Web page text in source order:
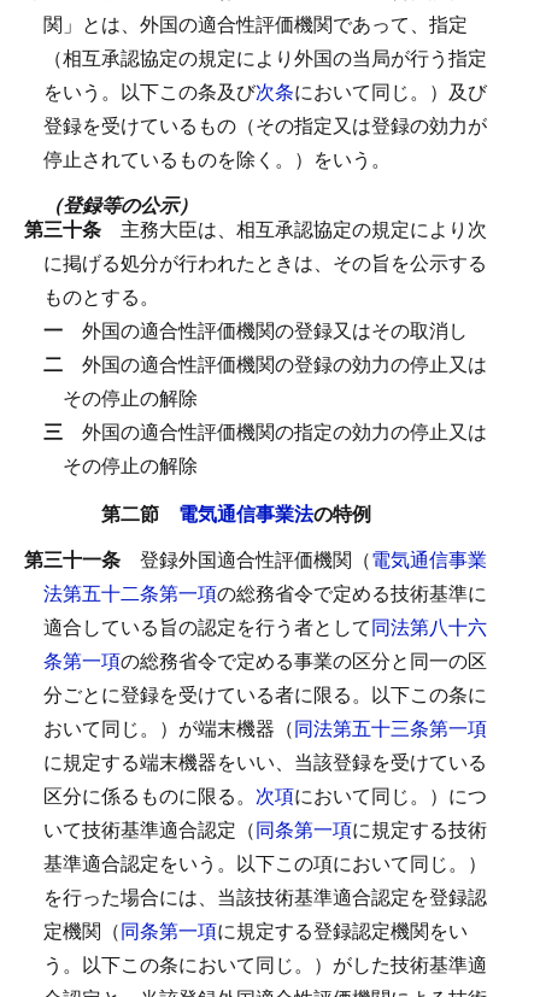
関」とは、外国の適合性評価機関であって、指定
（相互承認協定の規定により外国の当局が行う指定
をいう。以下この条及び次条において同じ。）及び
登録を受けているもの（その指定又は登録の効力が
停止されているものを除く。）をいう。
（登録等の公示）
第三十条 主務大臣は、相互承認協定の規定により次
に掲げる処分が行われたときは、その旨を公示する
ものとする。
一 外国の適合性評価機関の登録又はその取消し
二 外国の適合性評価機関の登録の効力の停止又は
その停止の解除
三 外国の適合性評価機関の指定の効力の停止又は
その停止の解除
第二節 電気通信事業法の特例
第三十一条 登録外国適合性評価機関（電気通信事業
法第五十二条第一項の総務省令で定める技術基準に
適合している旨の認定を行う者として同法第八十六
条第一項の総務省令で定める事業の区分と同一の区
分ごとに登録を受けている者に限る。以下この条に
おいて同じ。）が端末機器（同法第五十三条第一項
に規定する端末機器をいい、当該登録を受けている
区分に係るものに限る。 次項において同じ。）につ
いて技術基準適合認定（同条第一項に規定する技術
基準適合認定をいう。以下この項において同じ。）
を行った場合には、当該技術基準適合認定を登録認
定機関（同条第一項に規定する登録認定機関をい
う。以下この条において同じ。）がした技術基準適